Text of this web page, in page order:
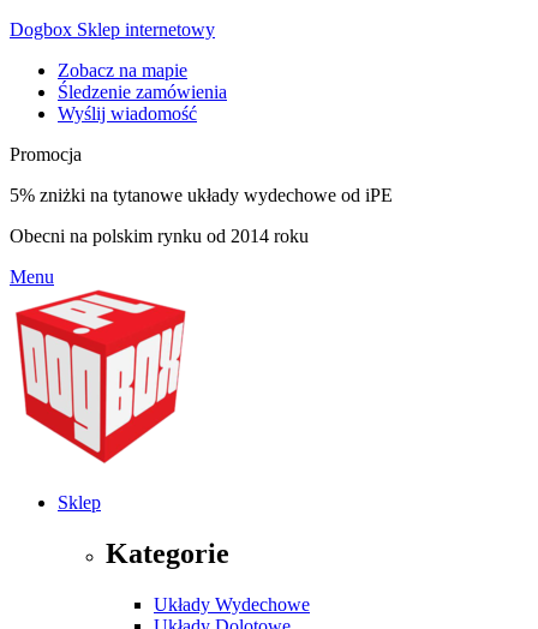
Dogbox Sklep internetowy
Zobacz na mapie
Śledzenie zamówienia
Wyślij wiadomość
Promocja
5% zniżki na tytanowe układy wydechowe od iPE
Obecni na polskim rynku od 2014 roku
Menu
Sklep
Kategorie
Układy Wydechowe